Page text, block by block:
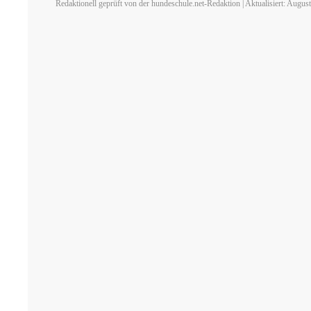
Redaktionell geprüft von der hundeschule.net-Redaktion | Aktualisiert: